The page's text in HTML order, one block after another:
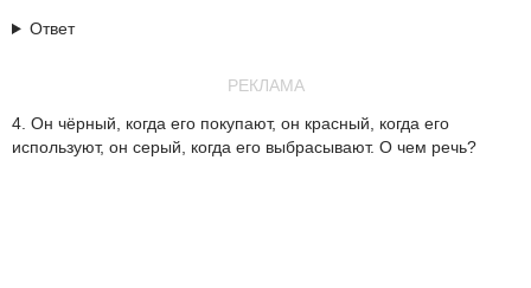
Ответ
РЕКЛАМА
4. Он чёрный, когда его покупают, он красный, когда его
используют, он серый, когда его выбрасывают. О чем речь?